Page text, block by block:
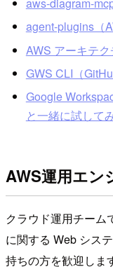
agent-plugins（
AWS アーキテ
GWS CLI（
Google
と一緒に試して
AWS運用エン
クラウド運用チーム
に関する Web シス
持ちの方を歓迎しま